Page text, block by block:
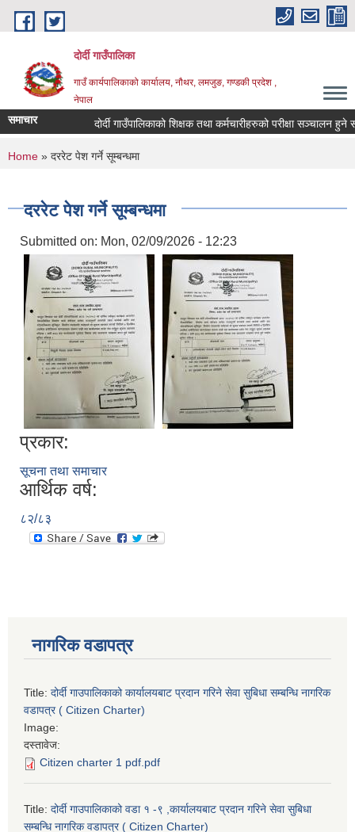
Skip to main content
दोर्दी गाउँपालिका
गाउँ कार्यपालिकाको कार्यालय, नौथर, लमजुङ, गण्डकी प्रदेश ,
नेपाल
समाचार दोर्दी गाउँपालिकाको शिक्षक तथा कर्मचारीहरुको परीक्षा सञ्चालन हुने
You are here
Home » दररेट पेश गर्ने सूम्बन्धमा
दररेट पेश गर्ने सूम्बन्धमा
Submitted on: Mon, 02/09/2026 - 12:23
प्रकार:
सूचना तथा समाचार
आर्थिक वर्ष:
८२/८३
नागरिक वडापत्र
Title: दोर्दी गाउपालिकाको कार्यालयबाट प्रदान गरिने सेवा सुबिधा सम्बन्धि नागरिक
वडापत्र ( Citizen Charter)
Image:
दस्तावेज:
Citizen charter 1 pdf.pdf
Title: दोर्दी गाउपालिकाको वडा १ -९ ,कार्यालयबाट प्रदान गरिने सेवा सुबिधा
सम्बन्धि नागरिक वडापत्र ( Citizen Charter)